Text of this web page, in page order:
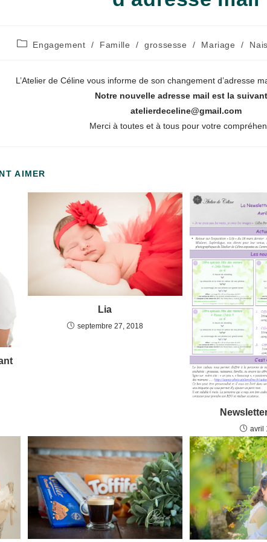
PostEngagement / Famille / grossesse / Mariage /
L’Atelier de Céline vous informe de son changement d’adresse
Notre nouvelle adresse mail est la
atelierdeceline@gmail.com
Merci à toutes et à tous pour votre
AIMER
Lia
septembre 27, 2018
avril